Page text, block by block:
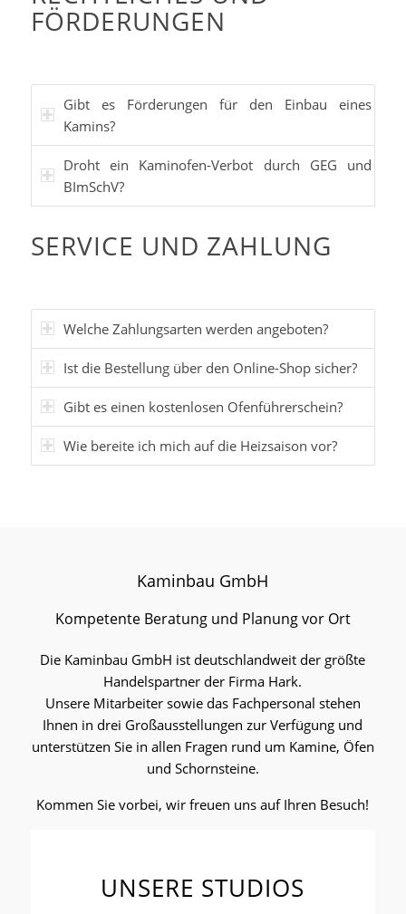
FÖRDERUNGEN
Gibt es Förderungen für den Einbau eines
Kamins?
Droht ein Kaminofen-Verbot durch GEG und
BImSchV?
SERVICE UND ZAHLUNG
Welche Zahlungsarten werden angeboten?
Ist die Bestellung über den Online-Shop sicher?
Gibt es einen kostenlosen Ofenführerschein?
Wie bereite ich mich auf die Heizsaison vor?
Kaminbau GmbH
Kompetente Beratung und Planung vor Ort
Die Kaminbau GmbH ist deutschlandweit der größte
Handelspartner der Firma Hark.
Unsere Mitarbeiter sowie das Fachpersonal stehen
Ihnen in drei Großausstellungen zur Verfügung und
unterstützen Sie in allen Fragen rund um Kamine, Öfen
und Schornsteine.
Kommen Sie vorbei, wir freuen uns auf Ihren Besuch!
UNSERE STUDIOS